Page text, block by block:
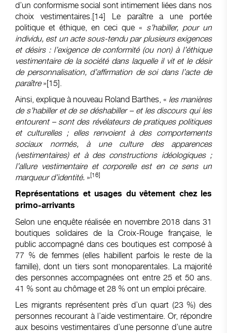
d’un conformisme social sont intimement liées dans nos
choix vestimentaires.[14] Le paraître a une portée
politique et éthique, en ceci que « s’habiller, pour un
individu, est un acte sous-tendu par plusieurs exigences
et désirs : l’exigence de conformité (ou non) à l’éthique
vestimentaire de la société dans laquelle il vit et le désir
de personnalisation, d’affirmation de soi dans l’acte de
paraître»[15].
Ainsi, explique à nouveau Roland Barthes, « les manières
de s’habiller et de se déshabiller – et les discours qui les
entourent – sont des révélateurs de pratiques politiques
et culturelles ; elles renvoient à des comportements
sociaux normés, à une culture des apparences
(vestimentaires) et à des constructions idéologiques ;
l’allure vestimentaire et corporelle est en ce sens un
marqueur d’identité. »[16]
Représentations et usages du vêtement chez les
primo-arrivants
Selon une enquête réalisée en novembre 2018 dans 31
boutiques solidaires de la Croix-Rouge française, le
public accompagné dans ces boutiques est composé à
77 % de femmes (elles habillent parfois le reste de la
famille), dont un tiers sont monoparentales. La majorité
des personnes accompagnées ont entre 25 et 50 ans.
41 % sont au chômage et 28 % ont un emploi précaire.
Les migrants représentent près d’un quart (23 %) des
personnes recourant à l’aide vestimentaire. Or, répondre
aux besoins vestimentaires d’une personne d’une autre